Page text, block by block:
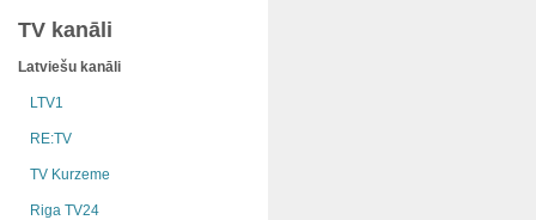
TV kanāli
Latviešu kanāli
LTV1
RE:TV
TV Kurzeme
Riga TV24